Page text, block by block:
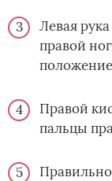
Левая
правой
Правой
пальцы